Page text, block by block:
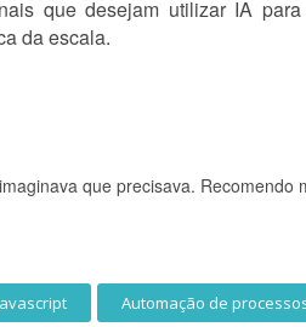
que desejam utilizar IA
da escala.
que precisava. Recomendo
Automação de